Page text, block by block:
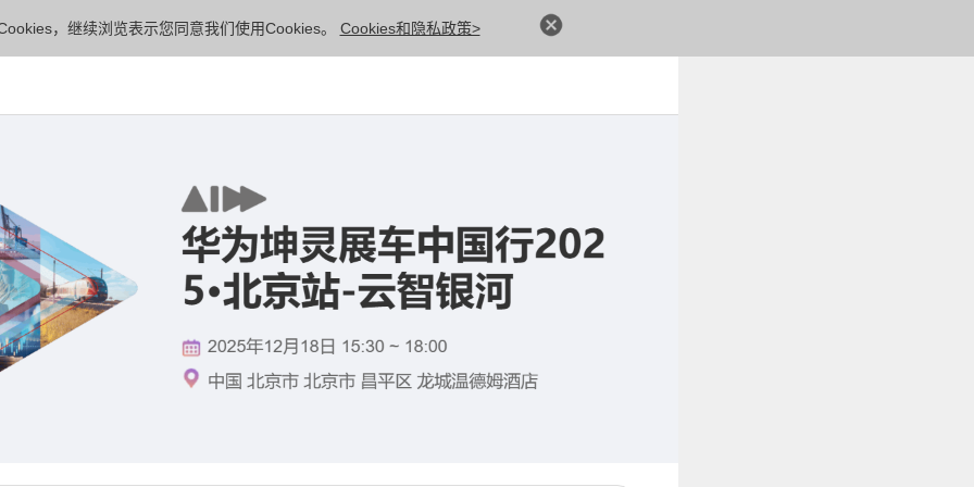
，继续浏览表示您同意我们使用Cookies。 Cookies和隐私政策>